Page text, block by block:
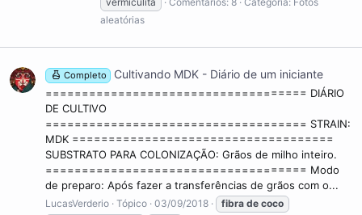
aleatórias
Completo Cultivando MDK - Diário de um iniciante
==================================== DIÁRIO
DE CULTIVO
==================================== STRAIN:
MDK ====================================
SUBSTRATO PARA COLONIZAÇÃO: Grãos de milho inteiro.
==================================== Modo
de preparo: Após fazer a transferências de grãos com o...
LucasVerderio Tópico 03/09/2018 fibra de coco